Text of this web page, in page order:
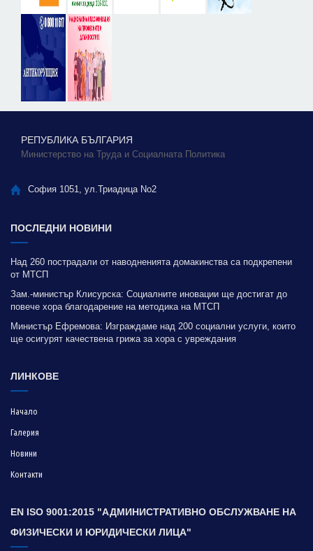
РЕПУБЛИКА БЪЛГАРИЯ
Министерство на Труда и Социалната Политика
София 1051, ул.Триадица No2
ПОСЛЕДНИ НОВИНИ
Над 260 пострадали от наводненията домакинства са подкрепени
от МТСП
Зам.-министър Клисурска: Социалните иновации ще достигат до
повече хора благодарение на методика на МТСП
Министър Ефремова: Изграждаме над 200 социални услуги, които
ще осигурят качествена грижа за хора с увреждания
ЛИНКОВЕ
Начало
Галерия
Новини
Контакти
EN ISO 9001:2015 "АДМИНИСТРАТИВНО ОБСЛУЖВАНЕ НА
ФИЗИЧЕСКИ И ЮРИДИЧЕСКИ ЛИЦА"